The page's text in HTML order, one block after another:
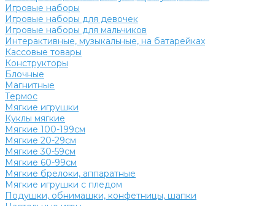
Игровые наборы
Игровые наборы для девочек
Игровые наборы для мальчиков
Интерактивные, музыкальные, на батарейках
Кассовые товары
Конструкторы
Блочные
Магнитные
Термос
Мягкие игрушки
Куклы мягкие
Мягкие 100-199см
Мягкие 20-29см
Мягкие 30-59см
Мягкие 60-99см
Мягкие брелоки, аппаратные
Мягкие игрушки с пледом
Подушки, обнимашки, конфетницы, шапки